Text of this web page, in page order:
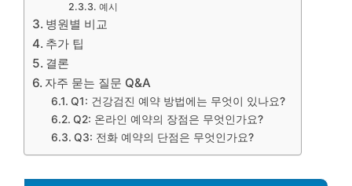
예시
병원별 비교
추가 팁
결론
자주 묻는 질문 Q&A
Q1: 건강검진 예약 방법에는 무엇이 있나요?
Q2: 온라인 예약의 장점은 무엇인가요?
Q3: 전화 예약의 단점은 무엇인가요?